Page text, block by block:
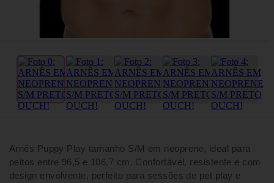
Arnês Puppy Play tamanho S/M em neoprene, ideal para
peitos entre 96,5 e 106,7 cm. Confortável, resistente e com
design envolvente, perfeito para sessões de pet play e